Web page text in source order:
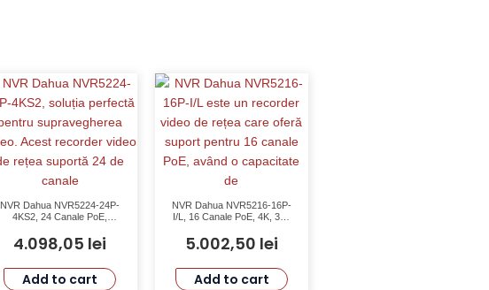
NVR Dahua NVR5224-24P-
4KS2, 24 Canale PoE,
Profesională
4.098,05 lei
Add to cart
NVR Dahua NVR5216-16P-
I/L, 16 Canale PoE, 4K, 320
Facială
5.002,50 lei
Add to cart